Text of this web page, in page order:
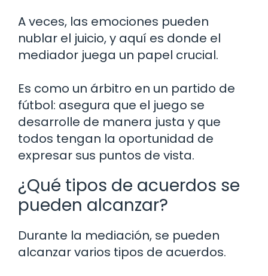
A veces, las emociones pueden
nublar el juicio, y aquí es donde el
mediador juega un papel crucial.
Es como un árbitro en un partido de
fútbol: asegura que el juego se
desarrolle de manera justa y que
todos tengan la oportunidad de
expresar sus puntos de vista.
¿Qué tipos de acuerdos se
pueden alcanzar?
Durante la mediación, se pueden
alcanzar varios tipos de acuerdos.